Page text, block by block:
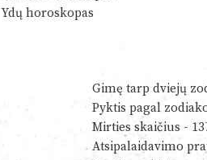
Ydų horoskopas
Gimę tarp dviejų
Pyktis pagal
Mirties skaičius -
Atsipalaidavimo